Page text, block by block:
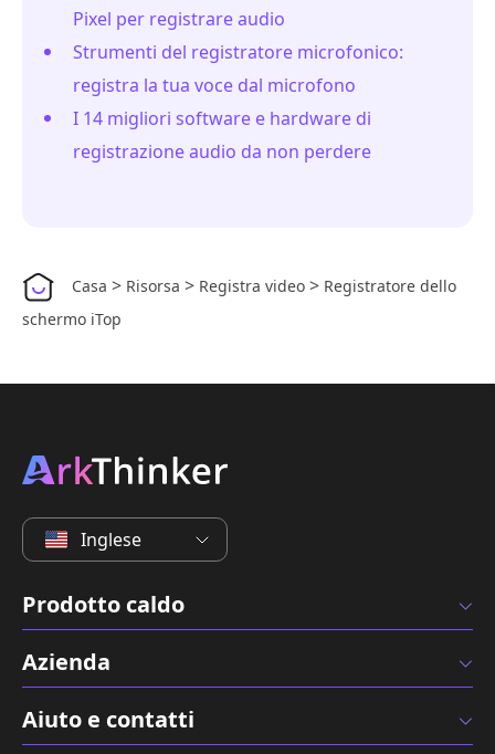
Pixel per registrare audio
Strumenti del registratore microfonico:
registra la tua voce dal microfono
I 14 migliori software e hardware di
registrazione audio da non perdere
Casa > Risorsa > Registra video > Registratore dello
schermo iTop
Inglese
Prodotto caldo
Azienda
Aiuto e contatti